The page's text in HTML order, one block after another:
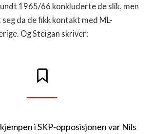
1965/66 konkluderte de slik, men
da de fikk kontakt med ML-
Og Steigan skriver:
i SKP-opposisjonen var Nils